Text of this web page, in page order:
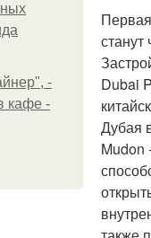
-
кафе -
Dubai
Дубая
Mudon